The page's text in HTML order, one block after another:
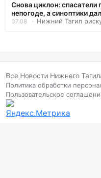
Снова циклон: спасатели
непогоде, а синоптики
07.08 Нижний Тагил
Все Новости Нижнего
Политика обработки
Пользовательское